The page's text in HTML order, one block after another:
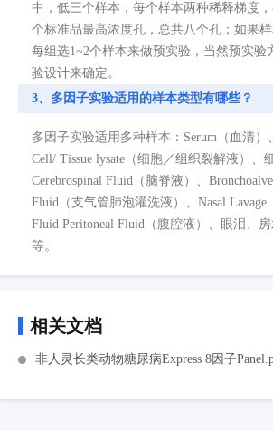
中，低三个样本，每个样本两种稀释梯度
个标准品最高浓度孔，总共八个孔；如果
每组选1~2个样本来做预实验，当然预实验
验设计来确定。
3、多因子实验适用的样本类型有哪些？
多因子实验适用多种样本：Serum（血清）
Cell/ Tissue lysate（细胞／组织裂解液）、
Cerebrospinal Fluid（脑脊液）、
Fluid（支气管肺泡灌洗液）、Nasal Lavage
Fluid Peritoneal Fluid（腹腔液）、眼泪、
等。
相关文档
非人灵长类动物糖尿病Express 8因子